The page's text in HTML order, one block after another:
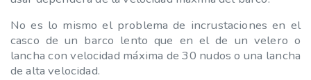
No es lo mismo el problema de incrustaciones en el
casco de un barco lento que en el de un velero o
lancha con velocidad máxima de 30 nudos o una lancha
de alta velocidad.